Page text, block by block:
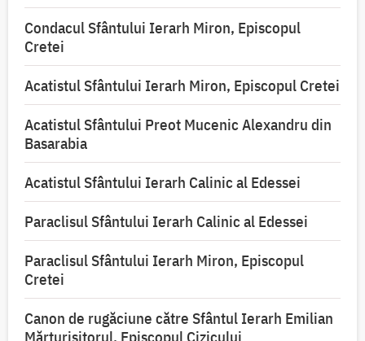
Condacul Sfântului Ierarh Miron, Episcopul
Cretei
Acatistul Sfântului Ierarh Miron, Episcopul Cretei
Acatistul Sfântului Preot Mucenic Alexandru din
Basarabia
Acatistul Sfântului Ierarh Calinic al Edessei
Paraclisul Sfântului Ierarh Calinic al Edessei
Paraclisul Sfântului Ierarh Miron, Episcopul
Cretei
Canon de rugăciune către Sfântul Ierarh Emilian
Mărturisitorul, Episcopul Cizicului